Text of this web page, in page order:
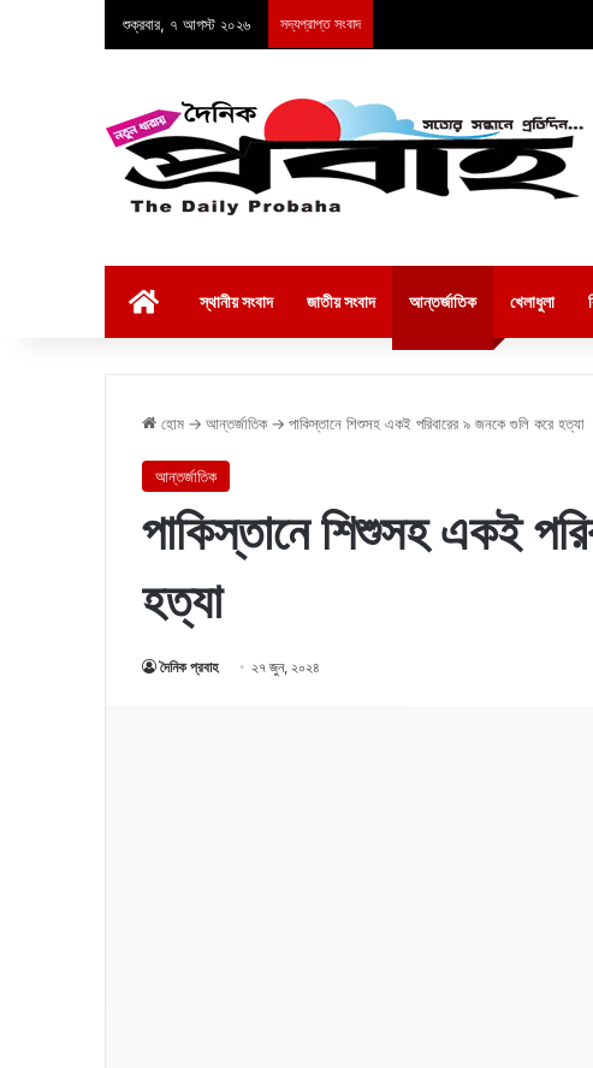
শুক্রবার, ৭ আগস্ট ২০২৬ সদ্যপ্রাপ্ত সংবাদ
স্থানীয় সংবাদ জাতীয় সংবাদ আন্তর্জাতিক খেলাধুলা
হোম → আন্তর্জাতিক → পাকিস্তানে শিশুসহ একই পরিবারের ৯ জনকে গুলি করে হত্যা
আন্তর্জাতিক
পাকিস্তানে শিশুসহ একই
হত্যা
দৈনিক প্রবাহ ২৭ জুন, ২০২৪